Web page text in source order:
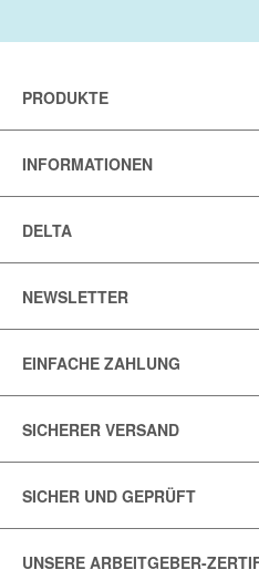
PRODUKTE
INFORMATIONEN
DELTA
NEWSLETTER
EINFACHE ZAHLUNG
SICHERER VERSAND
SICHER UND GEPRÜFT
UNSERE ARBEITGEBER-